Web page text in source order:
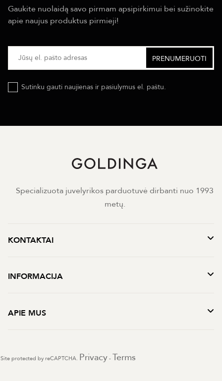
Gaukite nuolaidą savo pirmam apsipirkimui bei sužinokite
apie naujus produktus pirmieji!
Sutinku gauti naujienas ir pasiulymus el. paštu.
Specializuota juvelyrikos parduotuvė dirbanti nuo 1993
metų.
KONTAKTAI
INFORMACIJA
APIE MUS
Site protected by reCAPTCHA. Privacy - Terms